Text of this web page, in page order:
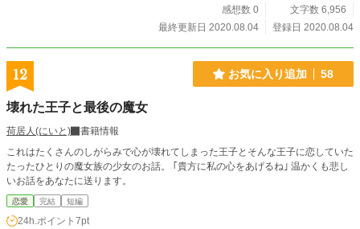
感想数 0
文字数 6,956
最終更新日 2020.08.04
登録日 2020.08.04
12 お気に入り追加 58
壊れた王子と最後の魔女
荷居人(にいと)
書籍情報
これはたくさんのしがらみで心が壊れてしまった王子とそんな王子に恋していた
たったひとりの魔女族の少女のお話。 ｢貴方に私の心をあげるね｣ 温かくも悲し
いお話をあなたに送ります。
恋愛 完結 短編
24h.ポイント 7pt